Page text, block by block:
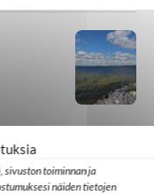
toiminnan ja
näiden tietojen
9 … 13